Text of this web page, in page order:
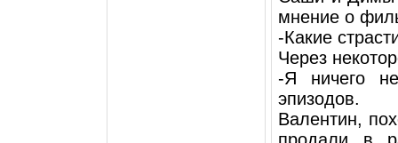
мнение о
-Какие
Через
-Я ничего
эпизодов.
Валентин,
продали в